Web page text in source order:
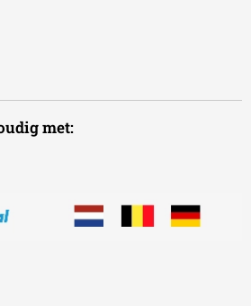
eenvoudig met: